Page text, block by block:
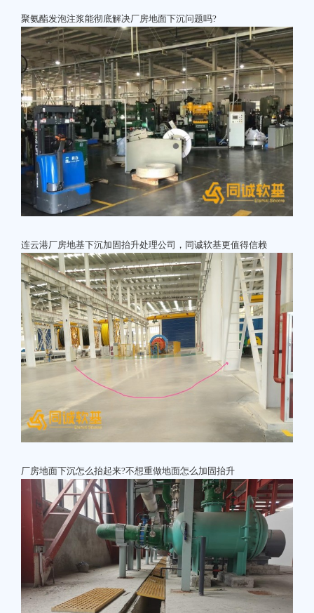
聚氨酯发泡注浆能彻底解决厂房地面下沉问题吗?
连云港厂房地基下沉加固抬升处理公司，同诚软基更值得信赖
厂房地面下沉怎么抬起来?不想重做地面怎么加固抬升